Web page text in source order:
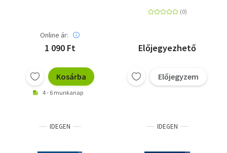
Online ár:
1 090 Ft
Kosárba
4 - 6 munkanap
Előjegyezhető
Előjegyzem
IDEGEN IDEGEN